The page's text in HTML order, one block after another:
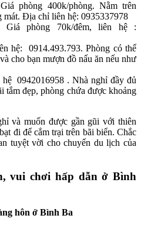
phòng 400k/phòng. Nằm trên
mát. Địa chỉ liên hệ: 0935337978
phòng 70k/đêm, liên hệ :
hệ: 0914.493.793. Phòng có thể
cho bạn mượn đồ nấu ăn nếu như
0942016958 . Nhà nghỉ đầy đủ
tắm đẹp, phòng chứa được khoảng
và muốn được gần gũi với thiên
đi để cắm trại trên bãi biển. Chắc
tuyệt vời cho chuyến du lịch của
vui chơi hấp dẫn ở Bình
hôn ở Bình Ba